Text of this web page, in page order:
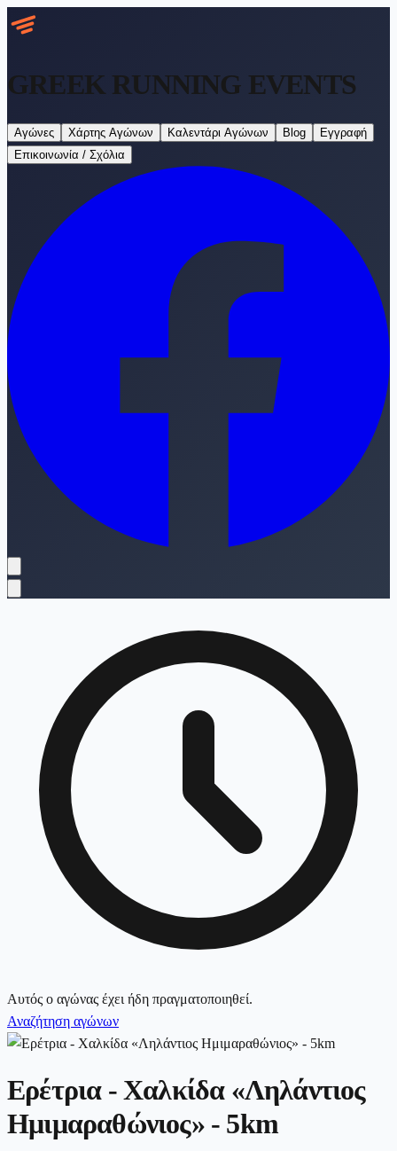
GREEK RUNNING EVENTS
Αγώνες Χάρτης Αγώνων Καλεντάρι Αγώνων Blog
Εγγραφή
Επικοινωνία / Σχόλια
Αυτός ο αγώνας έχει ήδη πραγματοποιηθεί.
Αναζήτηση αγώνων
Ερέτρια - Χαλκίδα «Ληλάντιος
Ημιμαραθώνιος» - 5km